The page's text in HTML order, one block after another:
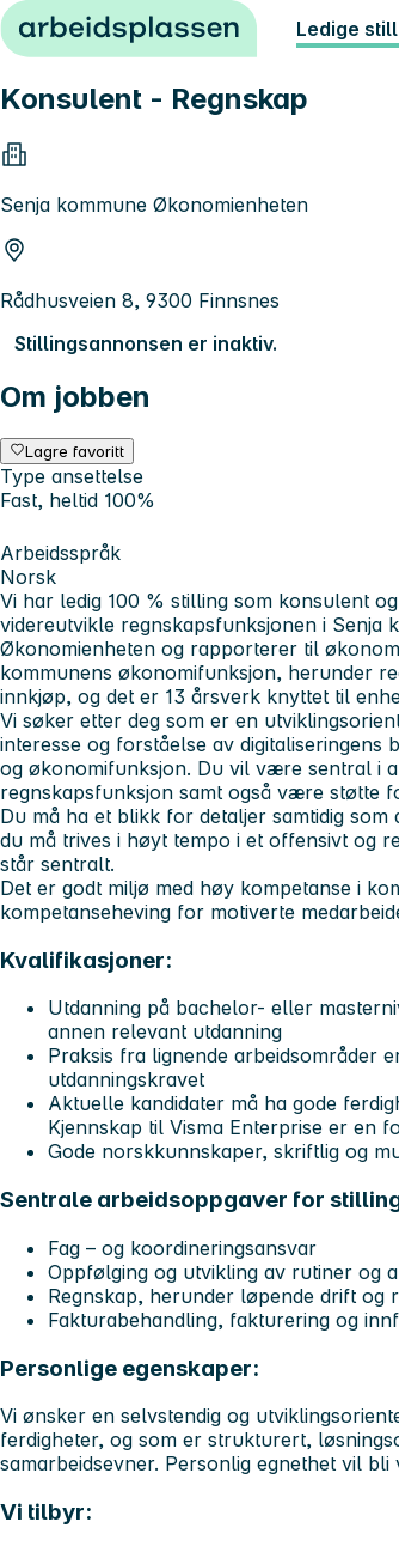
Hopp til innhold Ledige
Konsulent - Regnskap
Senja kommune Økonomienheten
Rådhusveien 8, 9300 Finnsnes
Stillingsannonsen er inaktiv.
Om jobben
Lagre favoritt
Type ansettelse
Fast, heltid 100%
Arbeidsspråk
Norsk
Vi har ledig 100 % stilling som konsulent
videreutvikle regnskapsfunksjonen i Senja
Økonomienheten og rapporterer til
kommunens økonomifunksjon, herunder
innkjøp, og det er 13 årsverk knyttet til
Vi søker etter deg som er en
interesse og forståelse av digitaliseringens
og økonomifunksjon. Du vil være sentral i
regnskapsfunksjon samt også være støtte
Du må ha et blikk for detaljer samtidig
du må trives i høyt tempo i et offensivt og
står sentralt.
Det er godt miljø med høy kompetanse i
kompetanseheving for motiverte
Kvalifikasjoner:
Utdanning på bachelor- eller
annen relevant utdanning
Praksis fra lignende arbeidsområder
utdanningskravet
Aktuelle kandidater må ha gode
Kjennskap til Visma Enterprise er en
Gode norskkunnskaper, skriftlig og
Sentrale arbeidsoppgaver for
Fag – og koordineringsansvar
Oppfølging og utvikling av rutiner og
Regnskap, herunder løpende drift og
Fakturabehandling, fakturering og
Personlige egenskaper:
Vi ønsker en selvstendig og
ferdigheter, og som er strukturert,
samarbeidsevner. Personlig egnethet vil bli
Vi tilbyr: